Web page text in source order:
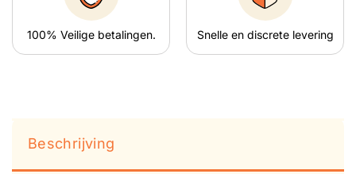
100% Veilige betalingen. Snelle en discrete levering
Beschrijving